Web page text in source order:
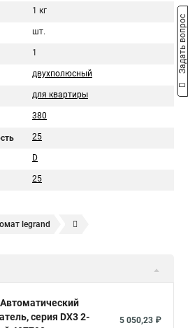
1 кг
шт.
1
двухполюсный
для квартиры
380
25
D
25
legrand
серия DX3 2-
5 050,23 ₽
Задать вопрос